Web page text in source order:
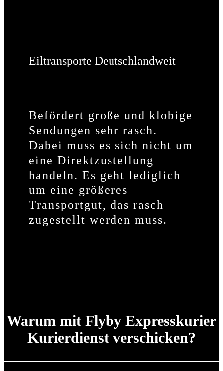
Eiltransporte Deutschlandweit
Befördert große und klobige
Sendungen sehr rasch.
Dabei muss es sich nicht um
eine Direktzustellung
handeln. Es geht lediglich
um eine größeres
Transportgut, das rasch
zugestellt werden muss.
Warum mit Flyby Expresskurier
Kurierdienst verschicken?